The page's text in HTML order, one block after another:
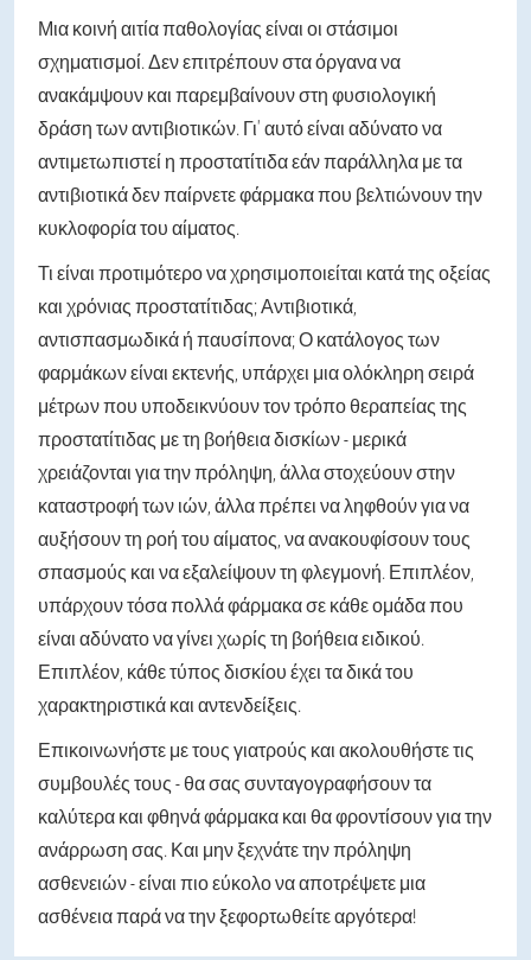
Μια κοινή αιτία παθολογίας είναι οι στάσιμοι
σχηματισμοί. Δεν επιτρέπουν στα όργανα να
ανακάμψουν και παρεμβαίνουν στη φυσιολογική
δράση των αντιβιοτικών. Γι' αυτό είναι αδύνατο να
αντιμετωπιστεί η προστατίτιδα εάν παράλληλα με τα
αντιβιοτικά δεν παίρνετε φάρμακα που βελτιώνουν την
κυκλοφορία του αίματος.
Τι είναι προτιμότερο να χρησιμοποιείται κατά της οξείας
και χρόνιας προστατίτιδας; Αντιβιοτικά,
αντισπασμωδικά ή παυσίπονα; Ο κατάλογος των
φαρμάκων είναι εκτενής, υπάρχει μια ολόκληρη σειρά
μέτρων που υποδεικνύουν τον τρόπο θεραπείας της
προστατίτιδας με τη βοήθεια δισκίων - μερικά
χρειάζονται για την πρόληψη, άλλα στοχεύουν στην
καταστροφή των ιών, άλλα πρέπει να ληφθούν για να
αυξήσουν τη ροή του αίματος, να ανακουφίσουν τους
σπασμούς και να εξαλείψουν τη φλεγμονή. Επιπλέον,
υπάρχουν τόσα πολλά φάρμακα σε κάθε ομάδα που
είναι αδύνατο να γίνει χωρίς τη βοήθεια ειδικού.
Επιπλέον, κάθε τύπος δισκίου έχει τα δικά του
χαρακτηριστικά και αντενδείξεις.
Επικοινωνήστε με τους γιατρούς και ακολουθήστε τις
συμβουλές τους - θα σας συνταγογραφήσουν τα
καλύτερα και φθηνά φάρμακα και θα φροντίσουν για την
ανάρρωση σας. Και μην ξεχνάτε την πρόληψη
ασθενειών - είναι πιο εύκολο να αποτρέψετε μια
ασθένεια παρά να την ξεφορτωθείτε αργότερα!